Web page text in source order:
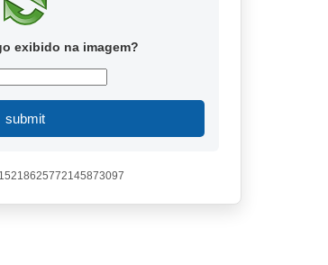
exibido na imagem?
submit